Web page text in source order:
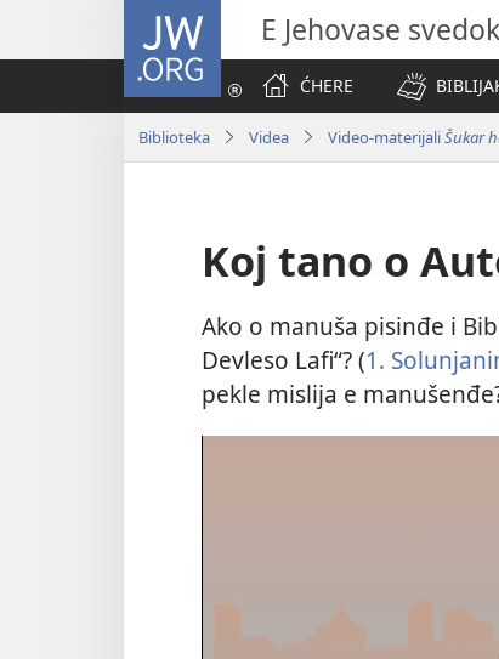
JW.ORG E Jehovase
ĆHERE
Biblioteka Videa Video-materijaliŠukar
Koj tano o
Ako o manuša pisinđe i
Devleso Lafi“? (1.
pekle mislija e